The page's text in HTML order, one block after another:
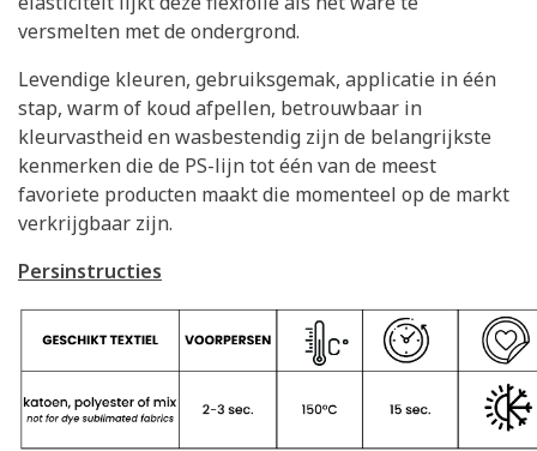
versmelten met de ondergrond.
Levendige kleuren, gebruiksgemak, applicatie in één
stap, warm of koud afpellen, betrouwbaar in
kleurvastheid en wasbestendig zijn de belangrijkste
kenmerken die de PS-lijn tot één van de meest
favoriete producten maakt die momenteel op de markt
verkrijgbaar zijn.
Persinstructies